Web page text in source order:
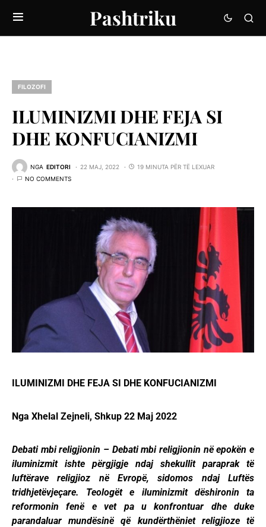
Pashtriku
FILOZOFI
ILUMINIZMI DHE FEJA SI
DHE KONFUCIANIZMI
NGA EDITORI 22 MAJ, 2022
19 MINUTA PËR TË LEXUAR
NO COMMENTS
ILUMINIZMI DHE FEJA SI DHE KONFUCIANIZMI
Nga Xhelal Zejneli, Shkup 22 Maj 2022
Debati mbi religjionin – Debati mbi religjionin në epokën e
iluminizmit ishte përgjigje ndaj shekullit paraprak të
luftërave religjioz në Evropë, sidomos ndaj Luftës
tridhjetëvjeçare. Teologët e iluminizmit dëshironin ta
reformonin fenë e vet pa u konfrontuar dhe duke
parandaluar mundësinë që kundërthëniet religjioze të